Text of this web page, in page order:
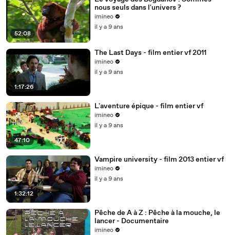
52:08
nous seuls dans l'univers ?
imineo
il y a 9 ans
1:17:26
The Last Days - film entier vf 2011
imineo
il y a 9 ans
47:10
L'aventure épique - film entier vf
imineo
il y a 9 ans
1:32:12
Vampire university - film 2013 entier vf
imineo
il y a 9 ans
Pêche de A à Z : Pêche à la mouche, le
lancer - Documentaire
imineo